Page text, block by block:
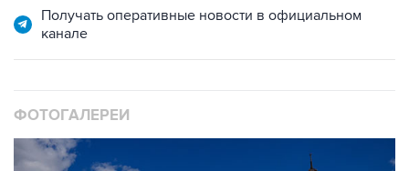
Получать оперативные новости в официальном
канале
ФОТОГАЛЕРЕИ